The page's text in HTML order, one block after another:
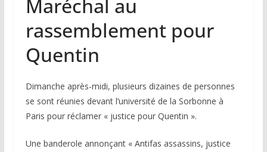
Maréchal au
rassemblement pour
Quentin
Dimanche après-midi, plusieurs dizaines de personnes
se sont réunies devant l’université de la Sorbonne à
Paris pour réclamer « justice pour Quentin ».
Une banderole annonçant « Antifas assassins, justice